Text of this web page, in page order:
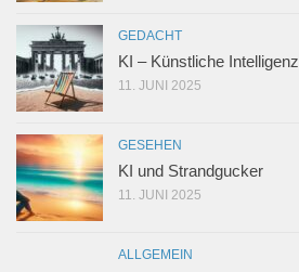
GEDACHT
KI – Künstliche Intelligenz
11. JUNI 2025
GESEHEN
KI und Strandgucker
11. JUNI 2025
ALLGEMEIN